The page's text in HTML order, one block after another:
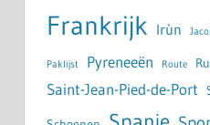
Frankrijk Irùn
Paklijst Pyreneeën Route
Saint-Jean-Pied-de-Port